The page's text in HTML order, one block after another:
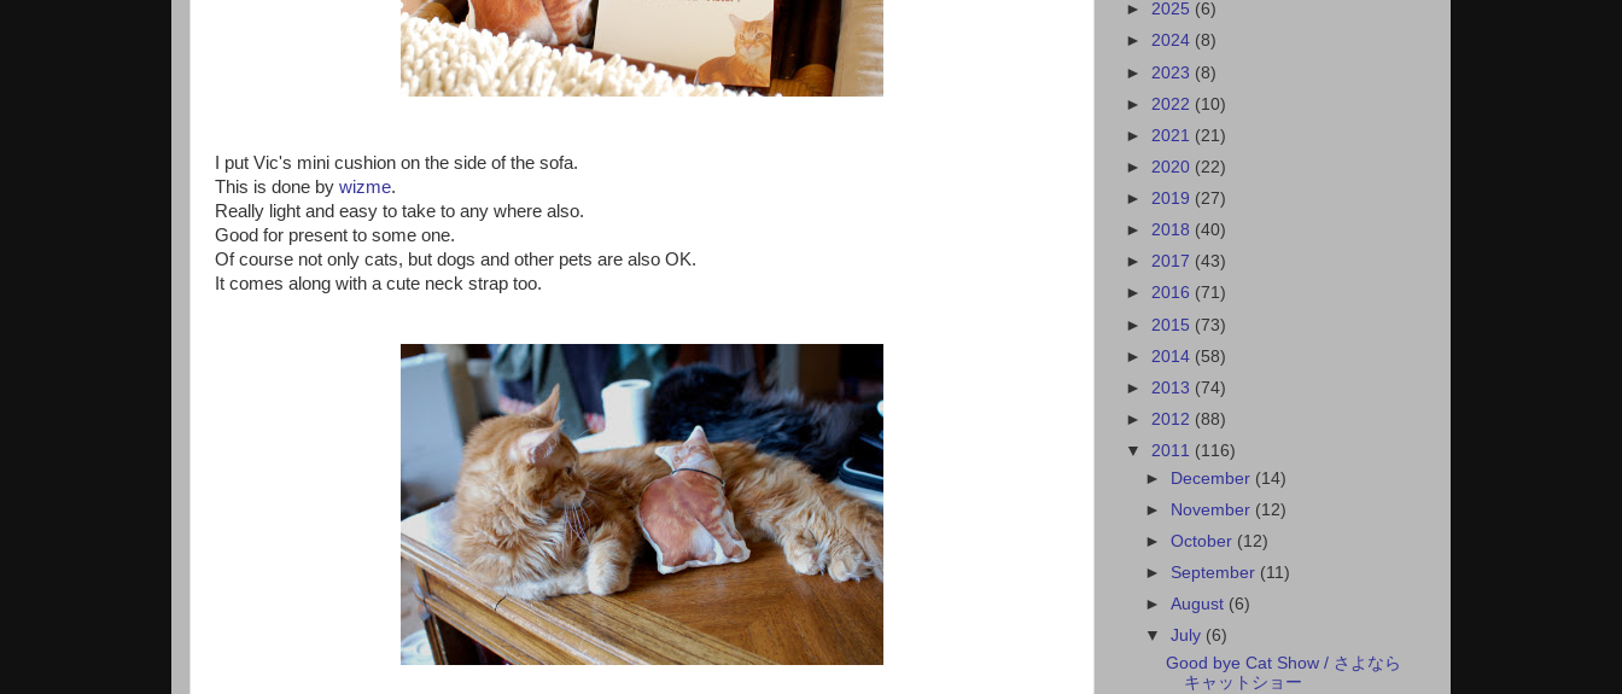
I put Vic's mini cushion on the side of the sofa.
This is done by wizme.
Really light and easy to take to any where also.
Good for present to some one.
Of course not only cats, but dogs and other pets are also OK.
It comes along with a cute neck strap too.
► 2025 (6)
► 2024 (8)
► 2023 (8)
► 2022 (10)
► 2021 (21)
► 2020 (22)
► 2019 (27)
► 2018 (40)
► 2017 (43)
► 2016 (71)
► 2015 (73)
► 2014 (58)
► 2013 (74)
► 2012 (88)
▼ 2011 (116)
►
December (14)
►
November (12)
►October (12)
► September (11)
►August (6)
▼July (6)
Good bye Cat Show / さよなら
キャットショー